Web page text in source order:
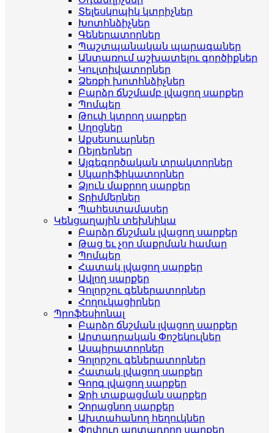
Տելեսկոպիկ կտրիչներ
Խոտհնձիչներ
Գեներատորներ
Պաշտպանական պարագաներ
Անտառում աշխատելու գործիքներ
Կուլտիվատորներ
Ձեռքի խոտհնձիչներ
Բարձր ճնշմամբ լվացող սարքեր
Պոմպեր
Թուփ կտրող սարքեր
Սղոցներ
Աքսեսուարներ
Ռեյդերներ
Այգեգործական տրակտորներ
Սկարիֆիկատորներ
Ձյուն մաքրող սարքեր
Տրիմմերներ
Պահեստամասեր
Կենցաղային տեխնիկա
Բարձր ճնշման լվացող սարքեր
Թաց եւ չոր մաքրման համար
Պոմպեր
Հատակ լվացող սարքեր
Ավլող սարքեր
Գոլորշու գեներատորներ
Հողուկացիրներ
Պրոֆեսիոնալ
Բարձր ճնշման լվացող սարքեր
Արտադրական Փոշեկուլներ
Ասպիրատորներ
Գոլորշու գեներատորներ
Հատակ լվացող սարքեր
Գորգ լվացող սարքեր
Ջրի տաքացման սարքեր
Չորացնող սարքեր
Ախտահանող հեղուկներ
Փրփուր արտադրող սարքեր